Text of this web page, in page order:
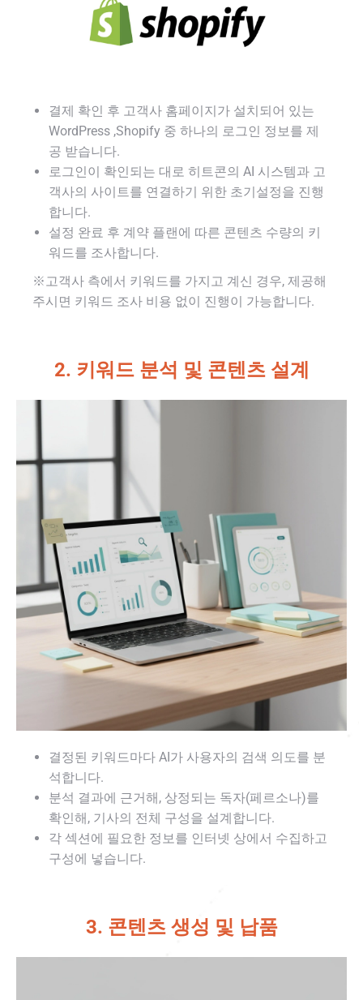
결제 확인 후 고객사 홈페이지가 설치되어 있는
WordPress ,Shopify 중 하나의 로그인 정보를 제
공 받습니다.
로그인이 확인되는 대로 히트콘의 AI 시스템과 고
객사의 사이트를 연결하기 위한 초기설정을 진행
합니다.
설정 완료 후 계약 플랜에 따른 콘텐츠 수량의 키
워드를 조사합니다.
※고객사 측에서 키워드를 가지고 계신 경우, 제공해
주시면 키워드 조사 비용 없이 진행이 가능합니다.
2. 키워드 분석 및 콘텐츠 설계
결정된 키워드마다 AI가 사용자의 검색 의도를 분
석합니다.
분석 결과에 근거해, 상정되는 독자(페르소나)를
확인해, 기사의 전체 구성을 설계합니다.
각 섹션에 필요한 정보를 인터넷 상에서 수집하고
구성에 넣습니다.
3. 콘텐츠 생성 및 납품